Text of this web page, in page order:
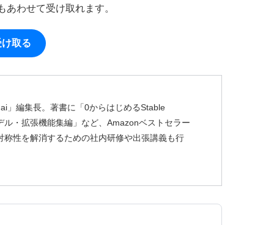
わせて受け取れます。
取る
」編集長。著書に「0からはじめるStable
・拡張機能集編」など、Amazonベストセラー
性を解消するための社内研修や出張講義も行